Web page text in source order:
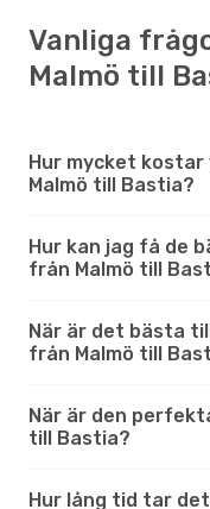
Vanliga
Malmö till
Hur mycket
Malmö till Bastia?
Hur kan jag få de
från Malmö till
När är det bästa
från Malmö till
När är den
till Bastia?
Hur lång tid tar